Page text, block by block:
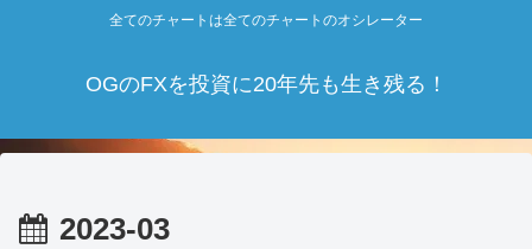
全てのチャートは全てのチャートのオシレーター
OGのFXを投資に20年先も生き残る！
2023-03